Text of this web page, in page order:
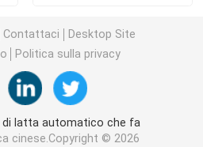
del cappuccio
usata
Contattaci
Desktop Site
Politica sulla privacy
latta automatico che fa
cinese.Copyright © 2026